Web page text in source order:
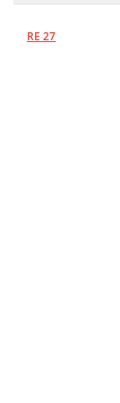
RE 27